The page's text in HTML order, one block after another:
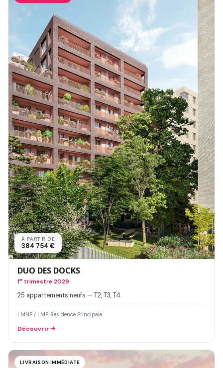
À PARTIR DE
384 754 €
DUO DES DOCKS
1ertrimestre 2029
25 appartements neufs — T2, T3, T4
LMNP / LMP, Residence Principale
Découvrir
LIVRAISON IMMÉDIATE